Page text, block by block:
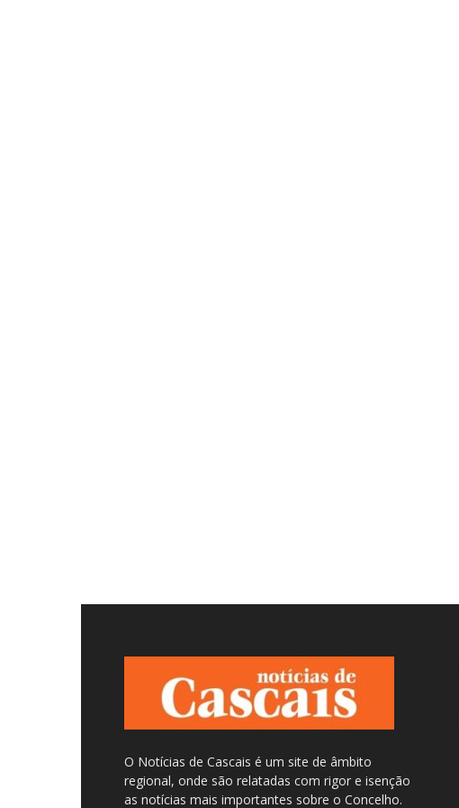
O Notícias de Cascais é um site de âmbito
regional, onde são relatadas com rigor e isenção
as notícias mais importantes sobre o Concelho.